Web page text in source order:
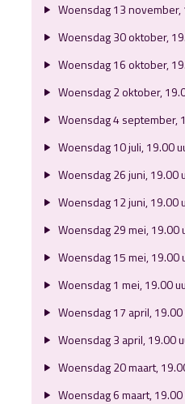
Woensdag 13 november,
Woensdag 30 oktober,
Woensdag 16 oktober,
Woensdag 2 oktober,
Woensdag 4 september,
Woensdag 10 juli, 19.00
Woensdag 26 juni, 19.00
Woensdag 12 juni, 19.00
Woensdag 29 mei, 19.00
Woensdag 15 mei, 19.00
Woensdag 1 mei, 19.00
Woensdag 17 april, 19.00
Woensdag 3 april, 19.00
Woensdag 20 maart,
Woensdag 6 maart, 19.00